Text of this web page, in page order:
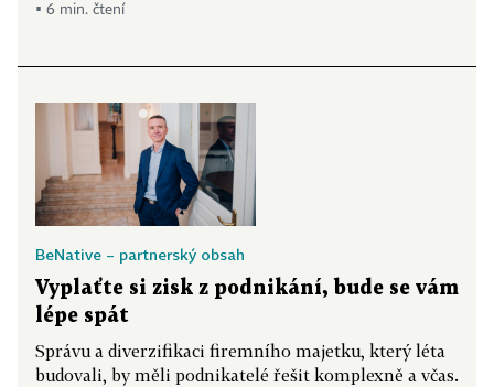
▪ 6 min. čtení
BeNative – partnerský obsah
Vyplaťte si zisk z podnikání, bude se vám
lépe spát
Správu a diverzifikaci firemního majetku, který léta
budovali, by měli podnikatelé řešit komplexně a včas.